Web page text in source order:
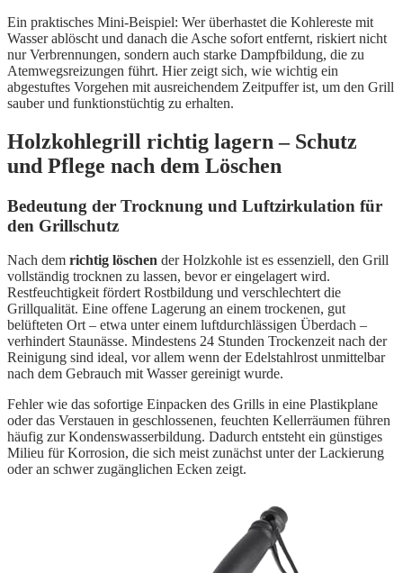
Ein praktisches Mini-Beispiel: Wer überhastet die Kohlereste mit
Wasser ablöscht und danach die Asche sofort entfernt, riskiert nicht
nur Verbrennungen, sondern auch starke Dampfbildung, die zu
Atemwegsreizungen führt. Hier zeigt sich, wie wichtig ein
abgestuftes Vorgehen mit ausreichendem Zeitpuffer ist, um den Grill
sauber und funktionstüchtig zu erhalten.
Holzkohlegrill richtig lagern – Schutz
und Pflege nach dem Löschen
Bedeutung der Trocknung und Luftzirkulation für
den Grillschutz
Nach dem richtig löschen der Holzkohle ist es essenziell, den Grill
vollständig trocknen zu lassen, bevor er eingelagert wird.
Restfeuchtigkeit fördert Rostbildung und verschlechtert die
Grillqualität. Eine offene Lagerung an einem trockenen, gut
belüfteten Ort – etwa unter einem luftdurchlässigen Überdach –
verhindert Staunässe. Mindestens 24 Stunden Trockenzeit nach der
Reinigung sind ideal, vor allem wenn der Edelstahlrost unmittelbar
nach dem Gebrauch mit Wasser gereinigt wurde.
Fehler wie das sofortige Einpacken des Grills in eine Plastikplane
oder das Verstauen in geschlossenen, feuchten Kellerräumen führen
häufig zur Kondenswasserbildung. Dadurch entsteht ein günstiges
Milieu für Korrosion, die sich meist zunächst unter der Lackierung
oder an schwer zugänglichen Ecken zeigt.